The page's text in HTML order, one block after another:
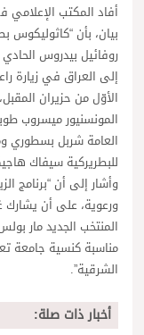
أفاد المكتب الإعلامي
بيان، بأن “كاثوليكوس
روفائيل بيدروس
إلى العراق في زيارة
الأوّل من حزيران
المونسنيور ميسروب
العامة شربل بسطوري
للبطريركية سيفاك
وأشار إلى أن “برنامج
ورعوية، على أن
المنتخب الجديد مار
مناسبة كنسية جامعة
الشرقية”.
أخبار ذات صلة: